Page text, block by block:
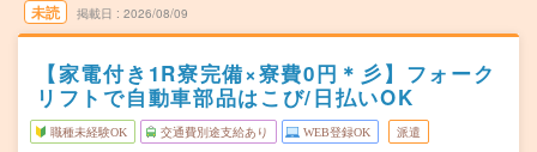
未読 掲載日 2026/08/09
【家電付き1R寮完備×寮費0円＊彡】フォーク
リフトで自動車部品はこび/日払いOK
職種未経験OK 交通費別途支給あり WEB登録OK 派遣